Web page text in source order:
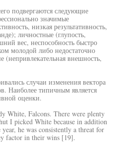
подвергаются следующие
значимые
низкая результативность,
личностные (глупость,
вес, неспособность быстро
молодой либо недостаточно
(непривлекательная внешность,
случаи изменения вектора
Наиболее типичным является
оценки.
White, Falcons. There were plenty
I picked White because in addition
he was consistently a threat for
factor in their wins [19].